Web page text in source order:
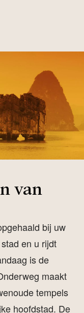
van
bij uw
en u rijdt
is de
maakt
tempels
hoofdstad. De